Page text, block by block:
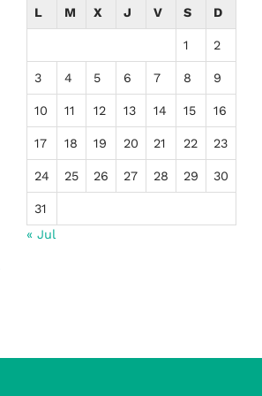
L M X J V S D
1 2
3 4 5 6 7 8 9
10 11 12 13 14 15 16
17 18 19 20 21 22 23
24 25 26 27 28 29 30
31
« Jul